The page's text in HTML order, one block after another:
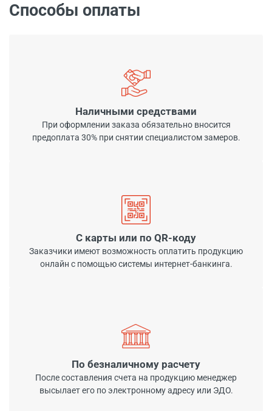
Способы оплаты
Наличными средствами
При оформлении заказа обязательно вносится
предоплата 30% при снятии специалистом замеров.
С карты или по QR-коду
Заказчики имеют возможность оплатить продукцию
онлайн с помощью системы интернет-банкинга.
По безналичному расчету
После составления счета на продукцию менеджер
высылает его по электронному адресу или ЭДО.